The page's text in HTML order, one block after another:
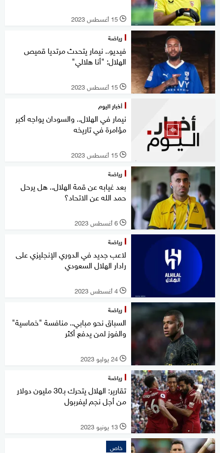
l 15 أغسطس 2023
رياضة
فيديو.. نيمار يتحدث مرتديا قميص
الهلال: "أنا هلالي"
l 15 أغسطس 2023
أخبار اليوم
نيمار في الهلال.. والسودان يواجه أكبر
مؤامرة في تاريخه
l 15 أغسطس 2023
رياضة
بعد غيابه عن قمة الهلال.. هل يرحل
حمد الله عن الاتحاد؟
l 6 أغسطس 2023
رياضة
لاعب جديد في الدوري الإنجليزي على
رادار الهلال السعودي
l 4 أغسطس 2023
رياضة
السباق نحو مبابي.. منافسة "خماسية"
والفوز لمن يدفع أكثر
l 24 يوليو 2023
رياضة
تقارير: الهلال يتحرك بـ30 مليون دولار
من أجل نجم ليفربول
l 13 يونيو 2023
خاص